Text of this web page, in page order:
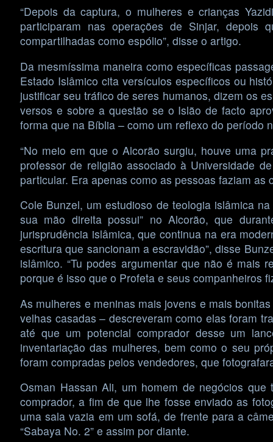
“Depois da captura, o mulheres e crianças
participaram nas operações de Sinjar, depois
compartilhadas como espólio”, disse o artigo.
Da mesmíssima maneira como específicas
Estado Islâmico cita versículos específicos ou
justificar seu tráfico de seres humanos, dizem os
versos e sobre a questão se o Islão de facto
forma que na Bíblia – como um reflexo do período
“No meio em que o Alcorão surgiu, houve uma
professor de religião associado à Universidade
particular. Era apenas como as pessoas faziam as
Cole Bunzel, um estudioso de teologia islâmica
sua mão direita possui” no Alcorão, que
jurisprudência islâmica, que continua na era
escritura que sancionam a escravidão”, disse
islâmico. “Tu podes argumentar que não é mais
porque é isso que o Profeta e seus companheiros
As mulheres e meninas mais jovens e mais
velhas casadas – descreveram como elas foram
até que um potencial comprador desse um
inventariação das mulheres, bem como o seu
foram compradas pelos vendedores, que
Osman Hassan Ali, um homem de negócios
comprador, a fim de que lhe fosse enviado as
uma sala vazia em um sofá, de frente para a
“Sabaya No. 2” e assim por diante.